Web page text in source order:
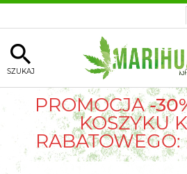
SZUKAJ
PROMOCJA-
KOSZYKU
RABATOWEGO: